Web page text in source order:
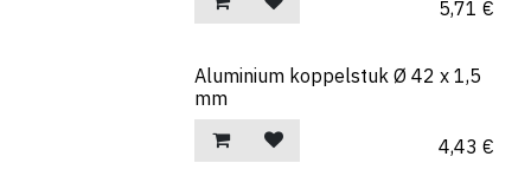
5,71 €
Aluminium koppelstuk Ø 42 x 1,5
mm
4,43 €